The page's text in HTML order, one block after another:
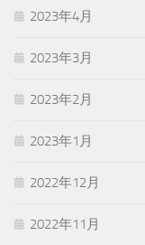
2023年4月
2023年3月
2023年2月
2023年1月
2022年12月
2022年11月